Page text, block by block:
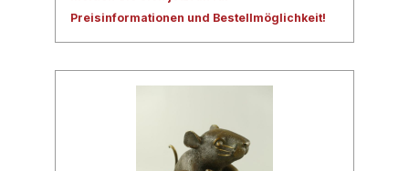
Preisinformationen und Bestellmöglichkeit!